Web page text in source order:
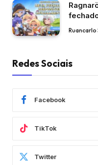
Ruancarlo
Redes Sociais
Facebook
TikTok
Twitter